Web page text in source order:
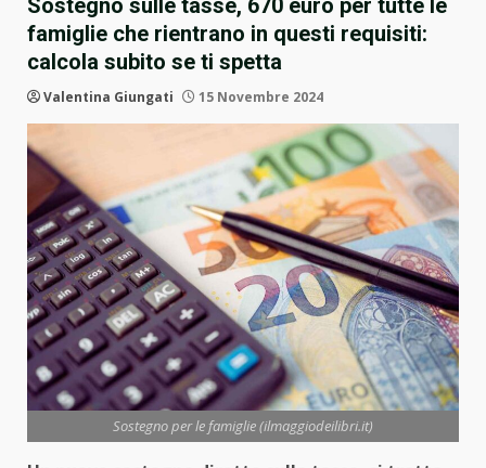
Sostegno sulle tasse, 670 euro per tutte le
famiglie che rientrano in questi requisiti:
calcola subito se ti spetta
Valentina Giungati 15 Novembre 2024
Sostegno per le famiglie (ilmaggiodeilibri.it)